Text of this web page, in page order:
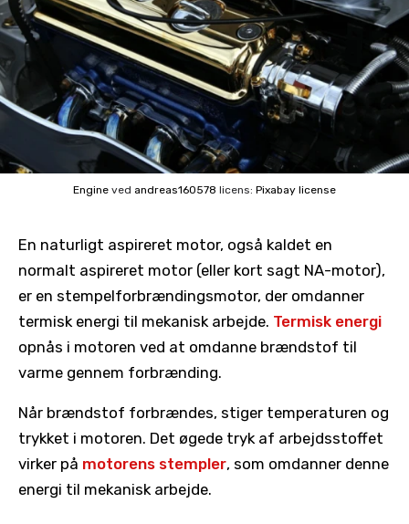
Engine ved andreas160578 licens: Pixabay license
En naturligt aspireret motor, også kaldet en
normalt aspireret motor (eller kort sagt NA-motor),
er en stempelforbrændingsmotor, der omdanner
termisk energi til mekanisk arbejde. Termisk energi
opnås i motoren ved at omdanne brændstof til
varme gennem forbrænding.
Når brændstof forbrændes, stiger temperaturen og
trykket i motoren. Det øgede tryk af arbejdsstoffet
virker på motorens stempler, som omdanner denne
energi til mekanisk arbejde.